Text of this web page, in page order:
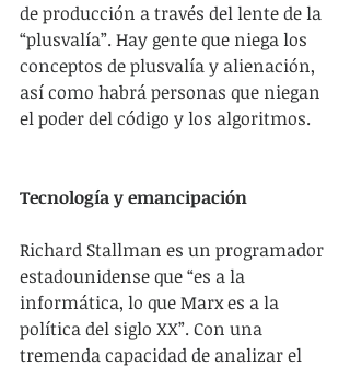
de producción a través del lente de la
“plusvalía”. Hay gente que niega los
conceptos de plusvalía y alienación,
así como habrá personas que niegan
el poder del código y los algoritmos.
Tecnología y emancipación
Richard Stallman es un programador
estadounidense que “es a la
informática, lo que Marx es a la
política del siglo XX”. Con una
tremenda capacidad de analizar el